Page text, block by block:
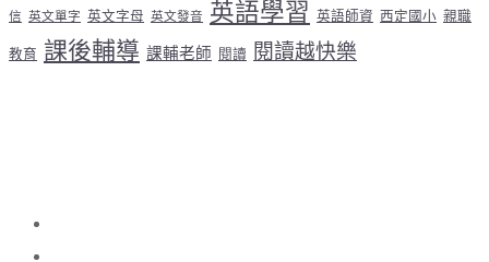
信 英文單字 英文字母 英文發音 英語學習 英語師資 西定國小 親職
教育 課後輔導 課輔老師 閱讀 閱讀越快樂